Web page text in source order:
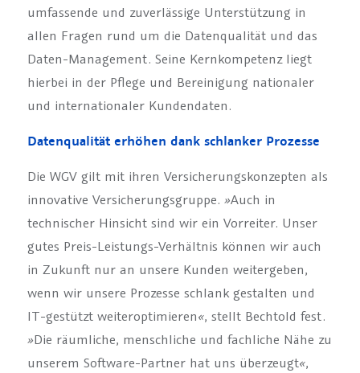
umfassende und zuverlässige Unterstützung in
allen Fragen rund um die Datenqualität und das
Daten-Management. Seine Kernkompetenz liegt
hierbei in der Pflege und Bereinigung nationaler
und internationaler Kundendaten.
Datenqualität erhöhen dank schlanker Prozesse
Die WGV gilt mit ihren Versicherungskonzepten als
innovative Versicherungsgruppe. »Auch in
technischer Hinsicht sind wir ein Vorreiter. Unser
gutes Preis-Leistungs-Verhältnis können wir auch
in Zukunft nur an unsere Kunden weitergeben,
wenn wir unsere Prozesse schlank gestalten und
IT-gestützt weiteroptimieren«, stellt Bechtold fest.
»Die räumliche, menschliche und fachliche Nähe zu
unserem Software-Partner hat uns überzeugt«,